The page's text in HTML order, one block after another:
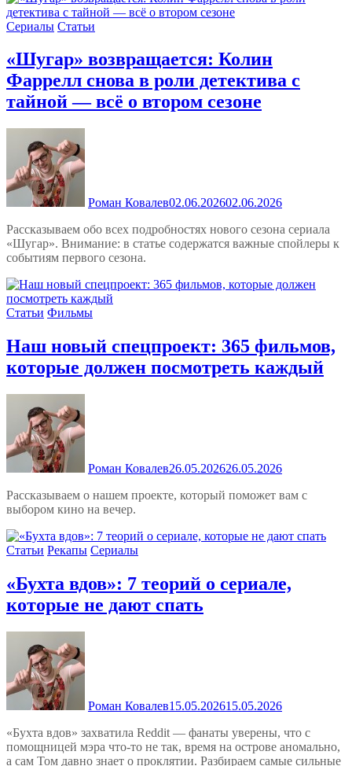
Сериалы Статьи
«Шугар» возвращается: Колин
Фаррелл снова в роли детектива с
тайной — всё о втором сезоне
Роман Ковалев02.06.202602.06.2026
Рассказываем обо всех подробностях нового сезона сериала
«Шугар». Внимание: в статье содержатся важные спойлеры к
событиям первого сезона.
Статьи Фильмы
Наш новый спецпроект: 365 фильмов,
которые должен посмотреть каждый
Роман Ковалев26.05.202626.05.2026
Рассказываем о нашем проекте, который поможет вам с
выбором кино на вечер.
Статьи Рекапы Сериалы
«Бухта вдов»: 7 теорий о сериале,
которые не дают спать
Роман Ковалев15.05.202615.05.2026
«Бухта вдов» захватила Reddit — фанаты уверены, что с
помощницей мэра что-то не так, время на острове аномально,
а сам Том давно знает о проклятии. Разбираем самые сильные